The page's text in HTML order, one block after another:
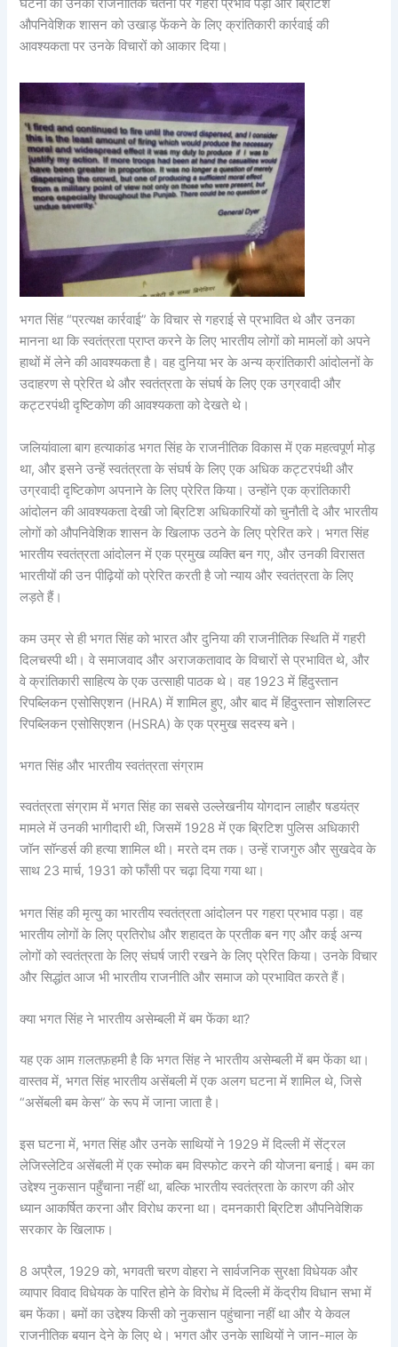
औपनिवेशिक शासन को उखाड़ फेंकने के लिए क्रांतिकारी कार्रवाई की
आवश्यकता पर उनके विचारों को आकार दिया।
भगत सिंह “प्रत्यक्ष कार्रवाई” के विचार से गहराई से प्रभावित थे और उनका
मानना था कि स्वतंत्रता प्राप्त करने के लिए भारतीय लोगों को मामलों को अपने
हाथों में लेने की आवश्यकता है। वह दुनिया भर के अन्य क्रांतिकारी आंदोलनों के
उदाहरण से प्रेरित थे और स्वतंत्रता के संघर्ष के लिए एक उग्रवादी और
कट्टरपंथी दृष्टिकोण की आवश्यकता को देखते थे।
जलियांवाला बाग हत्याकांड भगत सिंह के राजनीतिक विकास में एक महत्वपूर्ण मोड़
था, और इसने उन्हें स्वतंत्रता के संघर्ष के लिए एक अधिक कट्टरपंथी और
उग्रवादी दृष्टिकोण अपनाने के लिए प्रेरित किया। उन्होंने एक क्रांतिकारी
आंदोलन की आवश्यकता देखी जो ब्रिटिश अधिकारियों को चुनौती दे और भारतीय
लोगों को औपनिवेशिक शासन के खिलाफ उठने के लिए प्रेरित करे। भगत सिंह
भारतीय स्वतंत्रता आंदोलन में एक प्रमुख व्यक्ति बन गए, और उनकी विरासत
भारतीयों की उन पीढ़ियों को प्रेरित करती है जो न्याय और स्वतंत्रता के लिए
लड़ते हैं।
कम उम्र से ही भगत सिंह को भारत और दुनिया की राजनीतिक स्थिति में गहरी
दिलचस्पी थी। वे समाजवाद और अराजकतावाद के विचारों से प्रभावित थे, और
वे क्रांतिकारी साहित्य के एक उत्साही पाठक थे। वह 1923 में हिंदुस्तान
रिपब्लिकन एसोसिएशन (HRA) में शामिल हुए, और बाद में हिंदुस्तान सोशलिस्ट
रिपब्लिकन एसोसिएशन (HSRA) के एक प्रमुख सदस्य बने।
भगत सिंह और भारतीय स्वतंत्रता संग्राम
स्वतंत्रता संग्राम में भगत सिंह का सबसे उल्लेखनीय योगदान लाहौर षडयंत्र
मामले में उनकी भागीदारी थी, जिसमें 1928 में एक ब्रिटिश पुलिस अधिकारी
जॉन सॉन्डर्स की हत्या शामिल थी। मरते दम तक। उन्हें राजगुरु और सुखदेव के
साथ 23 मार्च, 1931 को फाँसी पर चढ़ा दिया गया था।
भगत सिंह की मृत्यु का भारतीय स्वतंत्रता आंदोलन पर गहरा प्रभाव पड़ा। वह
भारतीय लोगों के लिए प्रतिरोध और शहादत के प्रतीक बन गए और कई अन्य
लोगों को स्वतंत्रता के लिए संघर्ष जारी रखने के लिए प्रेरित किया। उनके विचार
और सिद्धांत आज भी भारतीय राजनीति और समाज को प्रभावित करते हैं।
क्या भगत सिंह ने भारतीय असेम्बली में बम फेंका था?
यह एक आम ग़लतफ़हमी है कि भगत सिंह ने भारतीय असेम्बली में बम फेंका था।
वास्तव में, भगत सिंह भारतीय असेंबली में एक अलग घटना में शामिल थे, जिसे
“असेंबली बम केस” के रूप में जाना जाता है।
इस घटना में, भगत सिंह और उनके साथियों ने 1929 में दिल्ली में सेंट्रल
लेजिस्लेटिव असेंबली में एक स्मोक बम विस्फोट करने की योजना बनाई। बम का
उद्देश्य नुकसान पहुँचाना नहीं था, बल्कि भारतीय स्वतंत्रता के कारण की ओर
ध्यान आकर्षित करना और विरोध करना था। दमनकारी ब्रिटिश औपनिवेशिक
सरकार के खिलाफ।
8 अप्रैल, 1929 को, भगवती चरण वोहरा ने सार्वजनिक सुरक्षा विधेयक और
व्यापार विवाद विधेयक के पारित होने के विरोध में दिल्ली में केंद्रीय विधान सभा में
बम फेंका। बमों का उद्देश्य किसी को नुकसान पहुंचाना नहीं था और ये केवल
राजनीतिक बयान देने के लिए थे। भगत और उनके साथियों ने जान-माल के